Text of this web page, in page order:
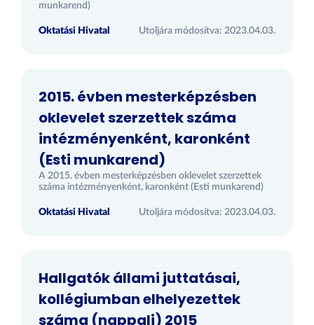
munkarend)
Oktatási Hivatal Utoljára módosítva: 2023.04.03.
2015. évben mesterképzésben
oklevelet szerzettek száma
intézményenként, karonként
(Esti munkarend)
A 2015. évben mesterképzésben oklevelet szerzettek
száma intézményenként, karonként (Esti munkarend)
Oktatási Hivatal Utoljára módosítva: 2023.04.03.
Hallgatók állami juttatásai,
kollégiumban elhelyezettek
száma (nappali) 2015